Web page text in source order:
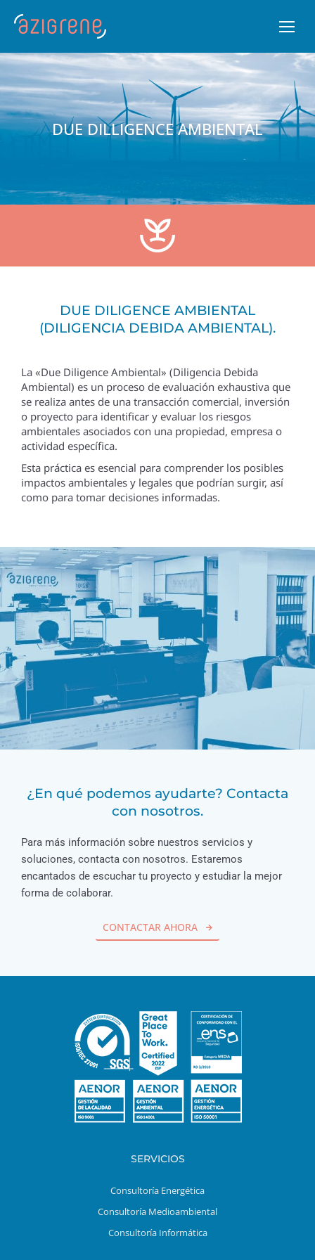
DUE DILLIGENCE AMBIENTAL
DUE DILIGENCE AMBIENTAL
(DILIGENCIA DEBIDA AMBIENTAL).
La «Due Diligence Ambiental» (Diligencia Debida
Ambiental) es un proceso de evaluación exhaustiva que
se realiza antes de una transacción comercial, inversión
o proyecto para identificar y evaluar los riesgos
ambientales asociados con una propiedad, empresa o
actividad específica.
Esta práctica es esencial para comprender los posibles
impactos ambientales y legales que podrían surgir, así
como para tomar decisiones informadas.
¿En qué podemos ayudarte? Contacta
con nosotros.
Para más información sobre nuestros servicios y
soluciones, contacta con nosotros. Estaremos
encantados de escuchar tu proyecto y estudiar la mejor
forma de colaborar.
CONTACTAR AHORA
SERVICIOS
Consultoría Energética
Consultoría Medioambiental
Consultoría Informática